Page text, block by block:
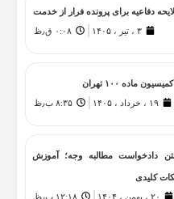
دفاعیه برای پرونده فرار از خدمت
۳ ، تیر ، ۱۴۰۵
۰:۰۸ ق٫ظ
ماده ۱۰۰ تهران
۱۹ ، خرداد ، ۱۴۰۵
۸:۳۵ ب٫ظ
دادخواست مطالبه وجه؛ آموزش
کلیدی
۲۰ ، بهمن ، ۱۴۰۴
۱۲:۱۸ ب٫ظ